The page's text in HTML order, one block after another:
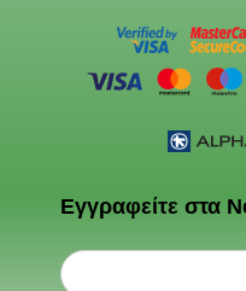
Εγγραφείτε στα